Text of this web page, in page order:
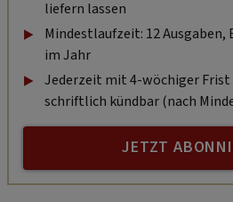
liefern lassen
Mindestlaufzeit: 12 Ausgaben,
im Jahr
Jederzeit mit 4-wöchiger Frist
schriftlich kündbar (nach
JETZT